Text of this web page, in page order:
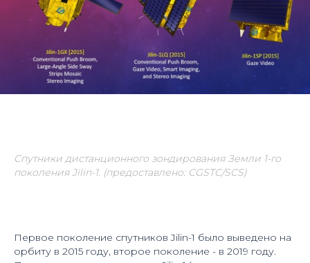
Спутники дистанционного зондирования Земли 1-го
поколения Jilin-1. (предоставлено: CGSTC/SCS)
Первое поколение спутников Jilin-1 было выведено на
орбиту в 2015 году, второе поколение - в 2019 году.